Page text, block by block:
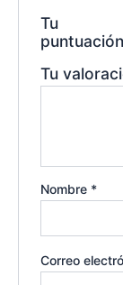
Tu
puntuación
Tu
Nombre *
Correo